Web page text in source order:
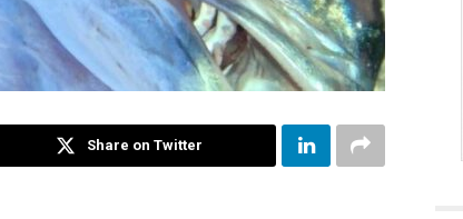
Share on Twitter